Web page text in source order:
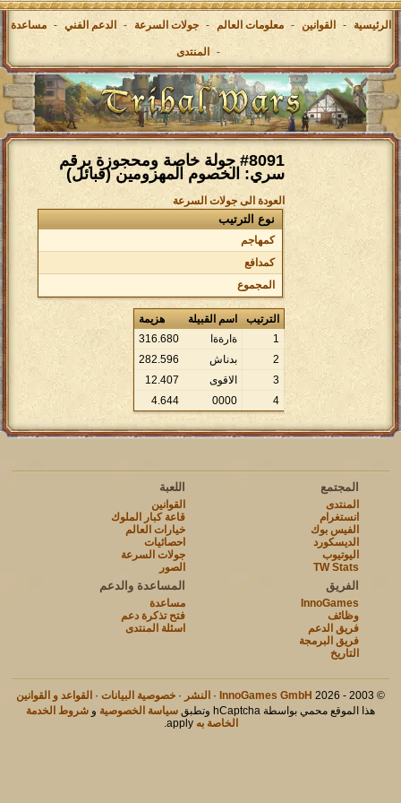
الرئيسية - القوانين - معلومات العالم - جولات السرعة - الدعم الفني - مساعدة
- المنتدى
#8091 جولة خاصة ومحجوزة برقم
سري: الخصوم المهزومين (قبائل)
العودة الى جولات السرعة
نوع الترتيب
كمهاجم
كمدافع
المجموع
الترتيب اسم القبيلة
هزيمة
1
ةارةةا 316.680
2
بدناش 282.596
3
الاقوى 12.407
4
0000
4.644
اللعبة
القوانين
قاعة كبار الملوك
خيارات العالم
احصائيات
جولات السرعة
الصور
المجتمع
المنتدى
انستغرام
الفيس بوك
الديسكورد
اليوتيوب
TW Stats
المساعدة والدعم
مساعدة
فتح تذكرة دعم
اسئلة المنتدى
الفريق
InnoGames
وظائف
فريق الدعم
فريق البرمجة
التاريخ
© 2003 - 2026
InnoGames GmbH
· النشر · خصوصية البيانات · القواعد و القوانين
هذا الموقع محمي بواسطة hCaptcha وتطبق
سياسة الخصوصية و شروط الخدمة
الخاصة به apply.